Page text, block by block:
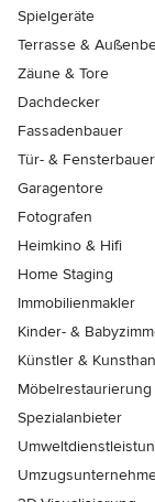
Spielgeräte
Terrasse &
Zäune & Tore
Dachdecker
Fassadenbauer
Tür- & Fensterbauer
Garagentore
Fotografen
Heimkino & Hifi
Home Staging
Immobilienmakler
Kinder- &
Künstler &
Möbelrestaurierung
Spezialanbieter